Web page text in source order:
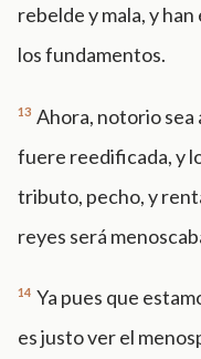
rebelde y mala, y
los fundamentos.
13 Ahora, notorio sea
fuere reedificada, y
tributo, pecho, y
reyes será
14 Ya pues que
es justo ver el